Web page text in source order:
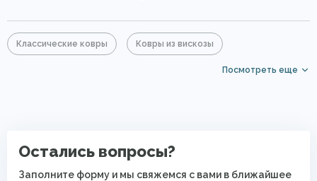
Классические ковры Ковры из вискозы
Посмотреть еще
Остались вопросы?
Заполните форму и мы свяжемся с вами в ближайшее